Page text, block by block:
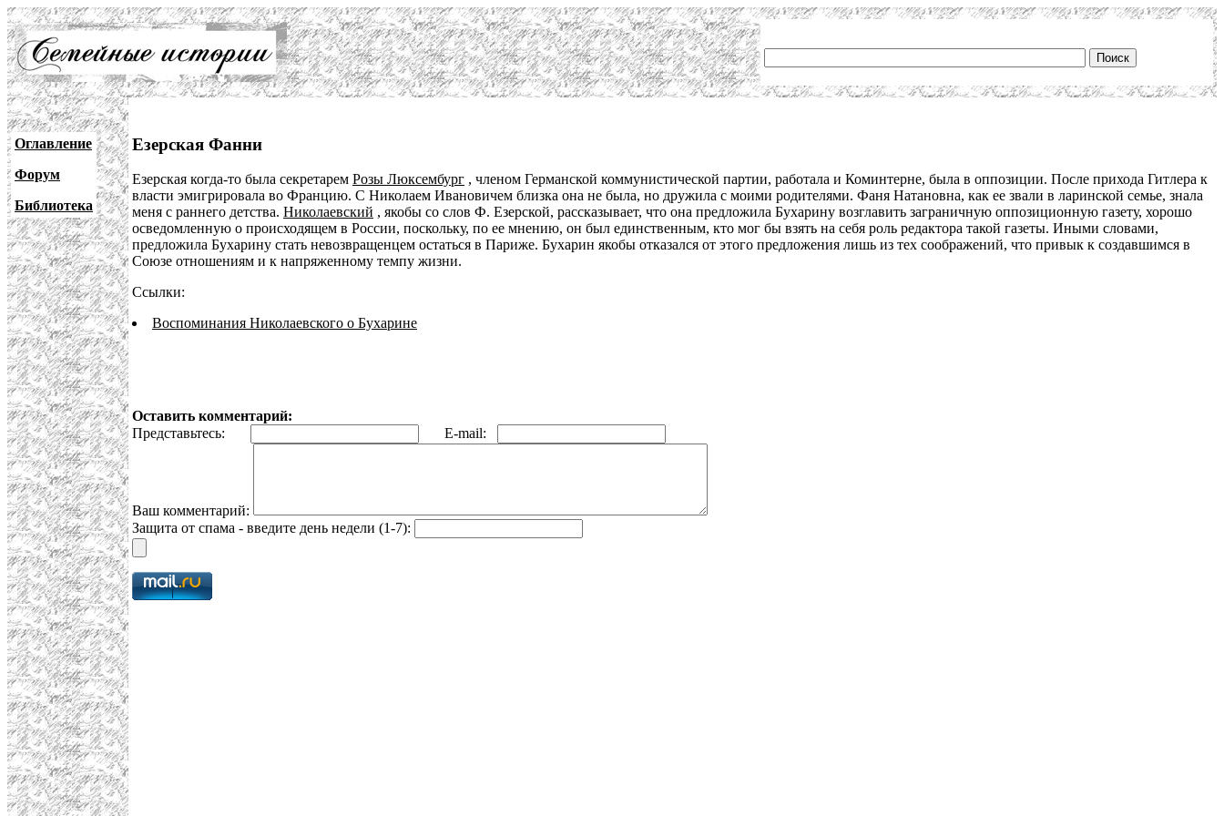
Оглавление
Форум
Библиотека
Езерская Фанни
Езерская когда-то была секретарем Розы Люксембург , членом Германской коммунистической партии, работала и Коминтерне, была в оппозиции. После прихода Гитлера к
власти эмигрировала во Францию. С Николаем Ивановичем близка она не была, но дружила с моими родителями. Фаня Натановна, как ее звали в ларинской семье, знала
меня с раннего детства. Николаевский , якобы со слов Ф. Езерской, рассказывает, что она предложила Бухарину возглавить заграничную оппозиционную газету, хорошо
осведомленную о происходящем в России, поскольку, по ее мнению, он был единственным, кто мог бы взять на себя роль редактора такой газеты. Иными словами,
предложила Бухарину стать невозвращенцем остаться в Париже. Бухарин якобы отказался от этого предложения лишь из тех соображений, что привык к создавшимся в
Союзе отношениям и к напряженному темпу жизни.
Ссылки:
Воспоминания Николаевского о Бухарине
Оставить комментарий:
Представьтесь:
E-mail:
Ваш комментарий:
Защита от спама - введите день недели (1-7):